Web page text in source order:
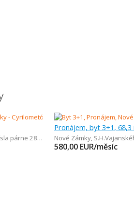
28 - 48)
Pronájem, byt 3+1, 68,3
Nové Zámky,
580,00 EUR/měsíc